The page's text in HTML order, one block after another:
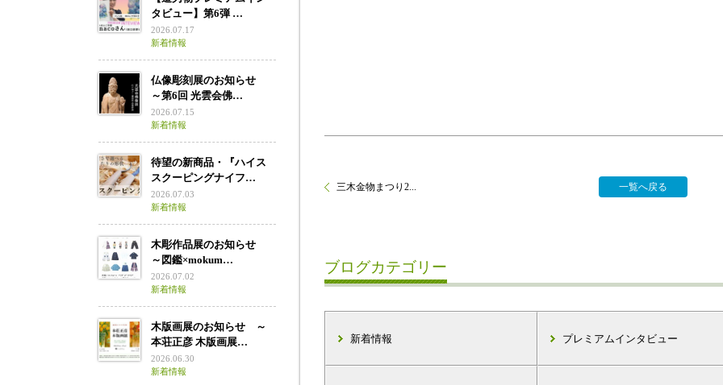
三木金物まつり2... 一覧へ戻る
ブログカテゴリー
新着情報 プレミアムインタビュー
タビュー】第6弾 …
2026.07.17
新着情報
仏像彫刻展のお知らせ
～第6回 光雲会佛…
2026.07.15
新着情報
待望の新商品・『ハイス
スクーピングナイフ…
2026.07.03
新着情報
木彫作品展のお知らせ
～図鑑×mokum…
2026.07.02
新着情報
木版画展のお知らせ ～
本荘正彦 木版画展…
2026.06.30
新着情報